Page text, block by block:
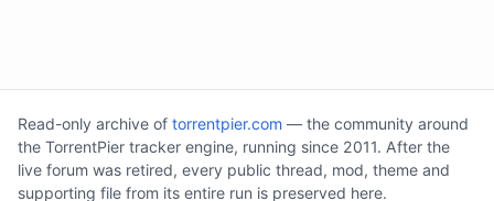
Read-only archive of torrentpier.com — the community around
the TorrentPier tracker engine, running since 2011. After the
live forum was retired, every public thread, mod, theme and
supporting file from its entire run is preserved here.